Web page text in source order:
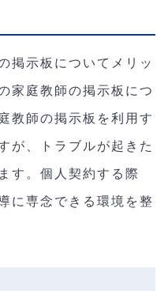
掲示板についてメリッ
家庭教師の掲示板につ
教師の掲示板を利用す
が、トラブルが起きた
す。個人契約する際
に専念できる環境を整